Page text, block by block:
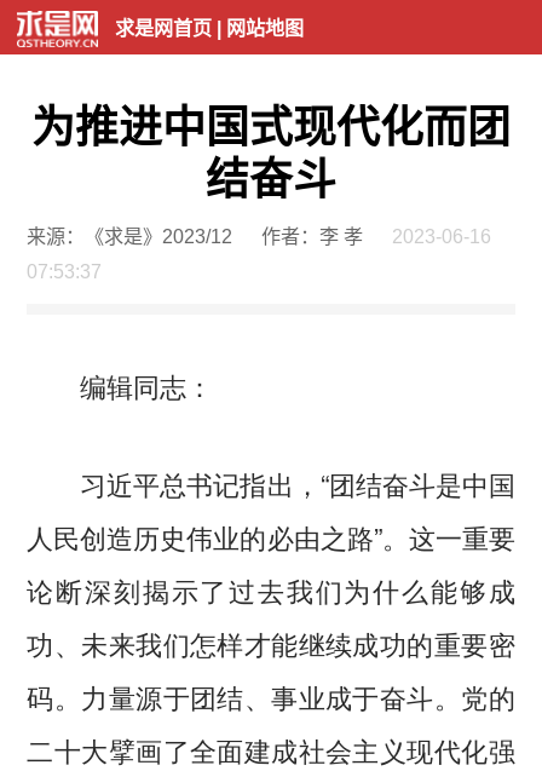
求是网首页| 网站地图
为推进中国式现代化而团
结奋斗
来源：《求是》2023/12 作者：李 孝
2023-06-16
07:53:37
编辑同志：
习近平总书记指出，“团结奋斗是中国
人民创造历史伟业的必由之路”。这一重要
论断深刻揭示了过去我们为什么能够成
功、未来我们怎样才能继续成功的重要密
码。力量源于团结、事业成于奋斗。党的
二十大擘画了全面建成社会主义现代化强